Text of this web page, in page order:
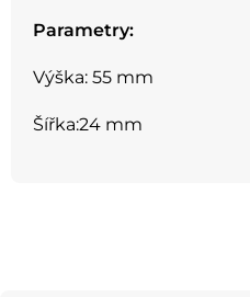
Parametry:
Výška: 55 mm
Šířka:24 mm